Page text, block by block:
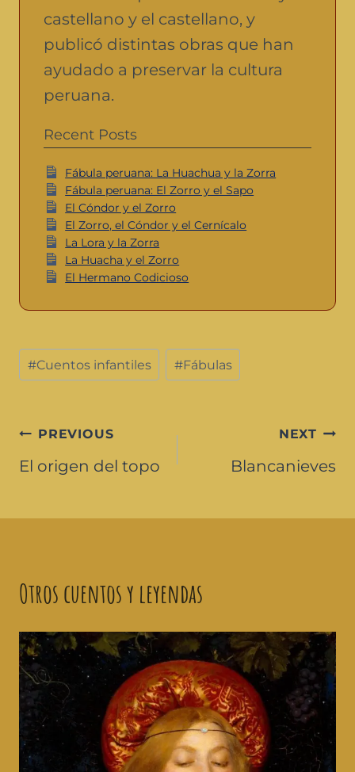
castellano y el castellano, y
publicó distintas obras que han
ayudado a preservar la cultura
peruana.
Recent Posts
Fábula peruana: La Huachua y la Zorra
Fábula peruana: El Zorro y el Sapo
El Cóndor y el Zorro
El Zorro, el Cóndor y el Cernícalo
La Lora y la Zorra
La Huacha y el Zorro
El Hermano Codicioso
#Cuentos infantiles #Fábulas
PREVIOUS
El origen del topo
NEXT
Blancanieves
Otros cuentos y leyendas